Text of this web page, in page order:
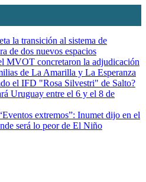
la transición al sistema de
de dos nuevos espacios
MVOT concretaron la adjudicación
de La Amarilla y La Esperanza
el IFD "Rosa Silvestri" de Salto?
Uruguay entre el 6 y el 8 de
extremos”: Inumet dijo en el
será lo peor de El Niño